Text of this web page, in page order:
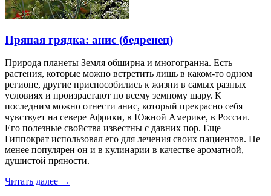
Пряная грядка: анис (бедренец)
Природа планеты Земля обширна и многогранна. Есть
растения, которые можно встретить лишь в каком-то одном
регионе, другие приспособились к жизни в самых разных
условиях и произрастают по всему земному шару. К
последним можно отнести анис, который прекрасно себя
чувствует на севере Африки, в Южной Америке, в России.
Его полезные свойства известны с давних пор. Еще
Гиппократ использовал его для лечения своих пациентов. Не
менее популярен он и в кулинарии в качестве ароматной,
душистой пряности.
Читать далее →